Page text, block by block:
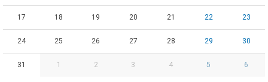
17 18 19 20 21 22 23
24 25 26 27 28 29 30
31 1 2 3 4 5 6